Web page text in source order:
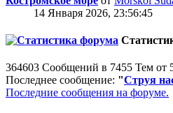
14 Января 2026, 23:56:45
364603 Сообщений в 7455 Тем от
Последнее сообщение: "Струя
Последние сообщения на форуме.